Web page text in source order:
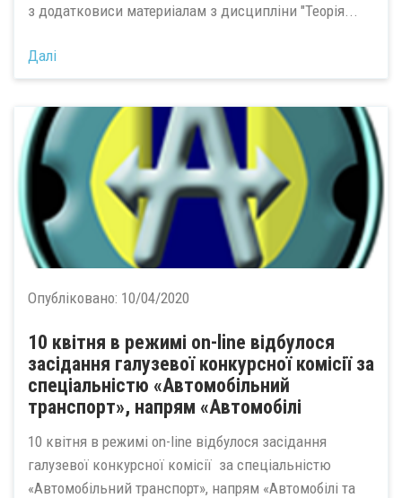
з додатковиси материіалам з дисципліни "Теорія...
Далі
Опубліковано: 10/04/2020
10 квітня в режимі on-line відбулося
засідання галузевої конкурсної комісії за
спеціальністю «Автомобільний
транспорт», напрям «Автомобілі
10 квітня в режимі on-line відбулося засідання
галузевої конкурсної комісії за спеціальністю
«Автомобільний транспорт», напрям «Автомобілі та